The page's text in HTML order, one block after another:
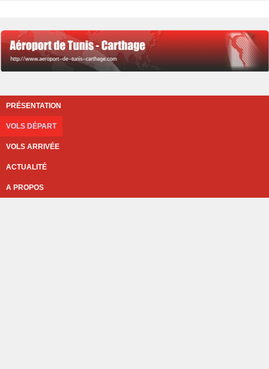
PRÉSENTATION
VOLS DÉPART
VOLS ARRIVÉE
ACTUALITÉ
A PROPOS